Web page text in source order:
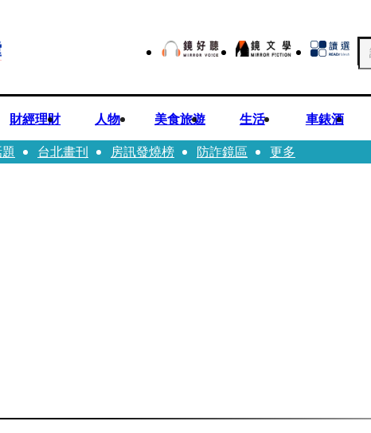
財經理財 人物 美食旅遊 生活 車錶酒
台北畫刊 房訊發燒榜 防詐鏡區 更多